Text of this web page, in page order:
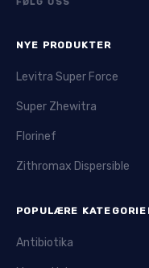
NYE PRODUKTER
Levitra Super Force
Super Zhewitra
Florinef
Zithromax Dispersible
POPULÆRE
Antibiotika